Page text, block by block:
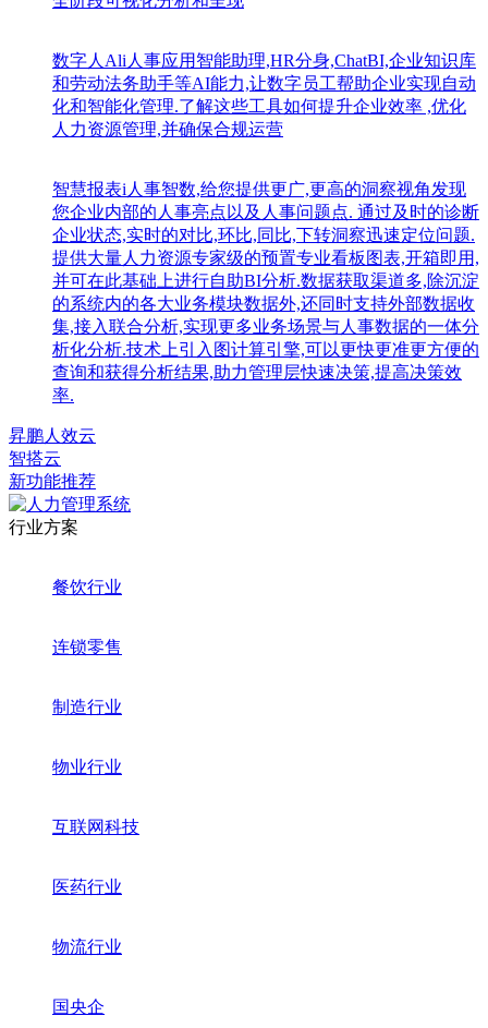
数字人Ali人事应用智能助理,HR分身,ChatBI,企业知识库
和劳动法务助手等AI能力,让数字员工帮助企业实现自动
化和智能化管理.了解这些工具如何提升企业效率 ,优化
人力资源管理,并确保合规运营
智慧报表i人事智数,给您提供更广,更高的洞察视角发现
您企业内部的人事亮点以及人事问题点. 通过及时的诊断
企业状态,实时的对比,环比,同比,下转洞察迅速定位问题.
提供大量人力资源专家级的预置专业看板图表,开箱即用,
并可在此基础上进行自助BI分析.数据获取渠道多,除沉淀
的系统内的各大业务模块数据外,还同时支持外部数据收
集,接入联合分析,实现更多业务场景与人事数据的一体分
析化分析.技术上引入图计算引擎,可以更快更准更方便的
查询和获得分析结果,助力管理层快速决策,提高决策效
率.
昇鹏人效云
智搭云
新功能推荐
行业方案
餐饮行业
连锁零售
制造行业
物业行业
互联网科技
医药行业
物流行业
国央企